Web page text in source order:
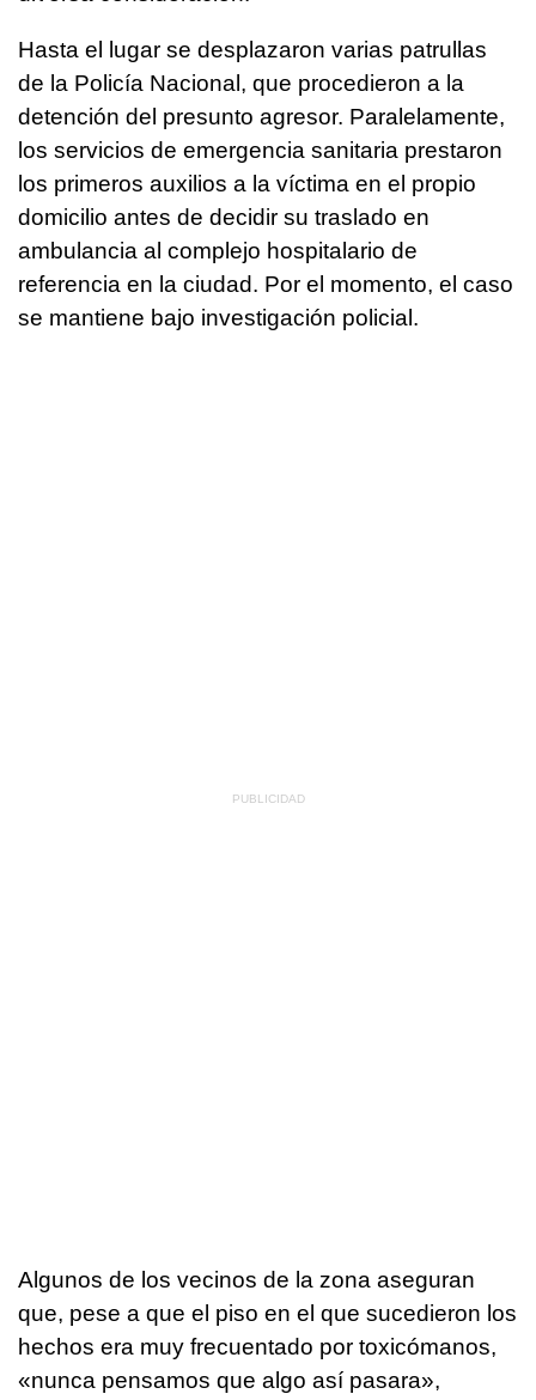
Hasta el lugar se desplazaron varias patrullas
de la Policía Nacional, que procedieron a la
detención del presunto agresor. Paralelamente,
los servicios de emergencia sanitaria prestaron
los primeros auxilios a la víctima en el propio
domicilio antes de decidir su traslado en
ambulancia al complejo hospitalario de
referencia en la ciudad. Por el momento, el caso
se mantiene bajo investigación policial.
Algunos de los vecinos de la zona aseguran
que, pese a que el piso en el que sucedieron los
hechos era muy frecuentado por toxicómanos,
«nunca pensamos que algo así pasara»,